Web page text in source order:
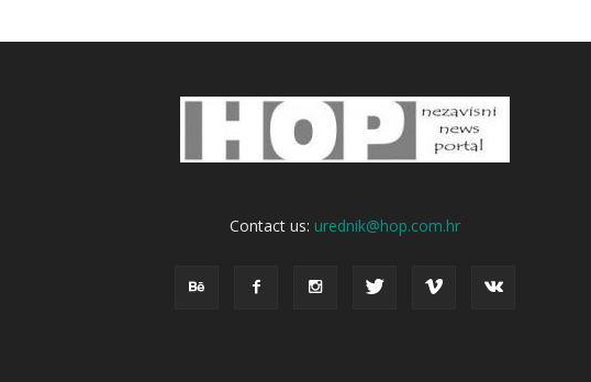
Contact us: urednik@hop.com.hr